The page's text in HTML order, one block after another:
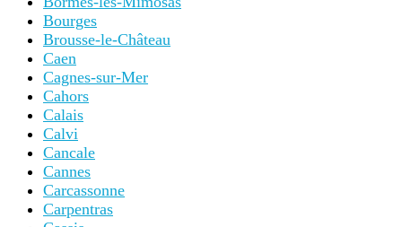
Bourges
Brousse-le-Château
Caen
Cagnes-sur-Mer
Cahors
Calais
Calvi
Cancale
Cannes
Carcassonne
Carpentras